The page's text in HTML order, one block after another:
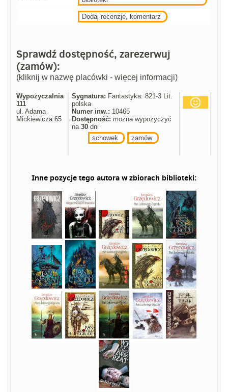
Dodaj recenzje, komentarz
Sprawdź dostępność, zarezerwuj
(zamów):
(kliknij w nazwę placówki - więcej informacji)
Wypożyczalnia
111
ul. Adama
Mickiewicza 65
Sygnatura: Fantastyka: 821-3 Lit.
polska
Numer inw.: 10465
Dostępność: można wypożyczyć
na30 dni
schowek
zamów
Inne pozycje tego autora w zbiorach biblioteki: